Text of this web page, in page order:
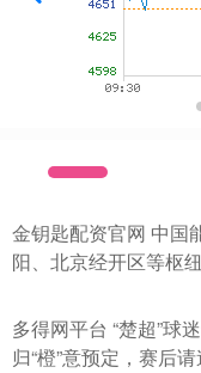
金钥匙配资官网 中国
阳、北京经开区等枢
多得网平台 “楚超”球
归“橙”意预定，赛后